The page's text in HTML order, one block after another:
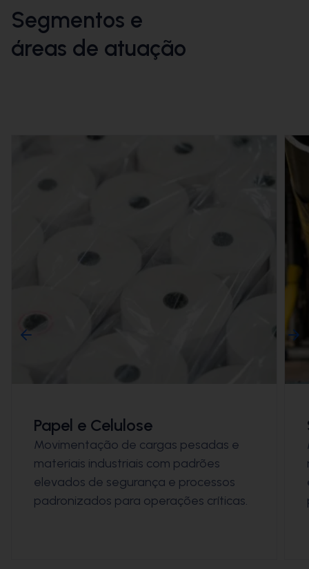
Segmentos e
áreas de atuação
Siderurgia e Metalurgia
Movimentação de cargas pesadas e
materiais industriais com padrões
elevados de segurança e processos
padronizados para operações críticas.